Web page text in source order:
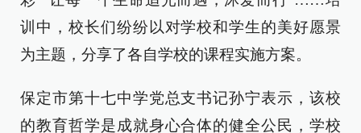
训中，校长们纷纷以对学校和学生的美好愿景
为主题，分享了各自学校的课程实施方案。
保定市第十七中学党总支书记孙宁表示，该校
的教育哲学是成就身心合体的健全公民，学校